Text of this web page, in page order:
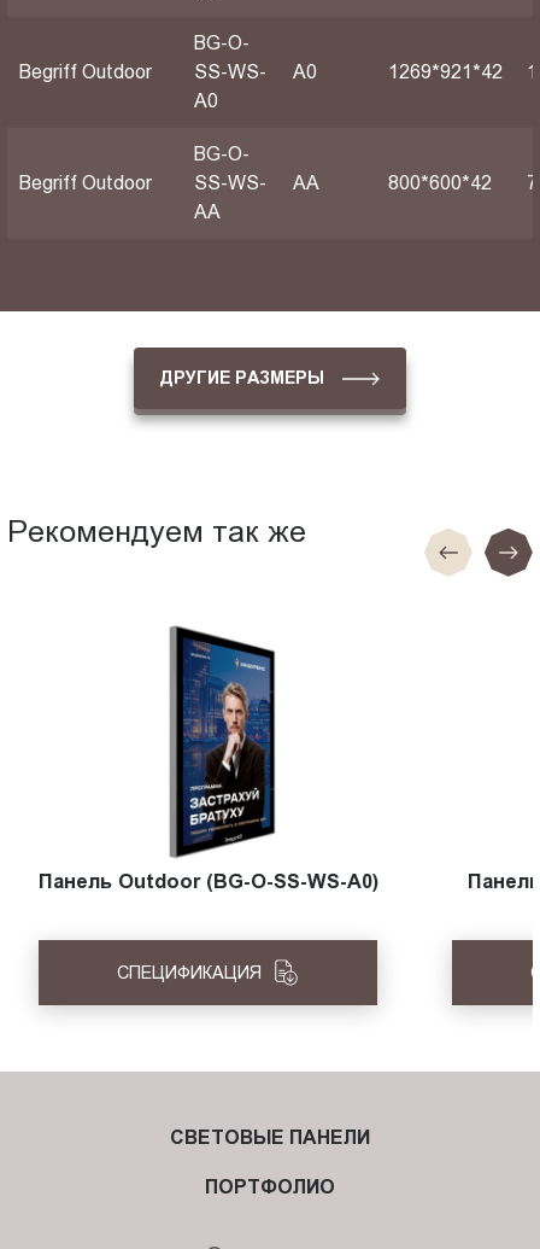
Begriff Outdoor
BG-O-
SS-WS-
A0
А0 1269*921*42
Begriff Outdoor
BG-O-
SS-WS-
AA
АА 800*600*42
ДРУГИЕ РАЗМЕРЫ
Рекомендуем так же
Панель Outdoor (BG-O-SS-WS-A0)
СПЕЦИФИКАЦИЯ
СВЕТОВЫЕ ПАНЕЛИ
ПОРТФОЛИО